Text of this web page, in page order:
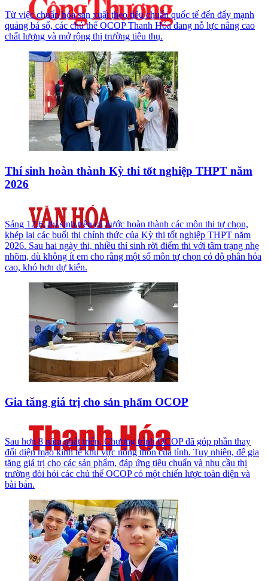
Từ việc chuẩn hóa sản xuất theo tiêu chuẩn quốc tế đến đẩy mạnh
quảng bá số, các chủ thể OCOP Thanh Hóa đang nỗ lực nâng cao
chất lượng và mở rộng thị trường tiêu thụ.
Thí sinh hoàn thành Kỳ thi tốt nghiệp THPT năm
2026
Sáng 12.6, thí sinh trên cả nước hoàn thành các môn thi tự chọn,
khép lại các buổi thi chính thức của Kỳ thi tốt nghiệp THPT năm
2026. Sau hai ngày thi, nhiều thí sinh rời điểm thi với tâm trạng nhẹ
nhõm, dù không ít em cho rằng một số môn tự chọn có độ phân hóa
cao, khó hơn dự kiến.
Gia tăng giá trị cho sản phẩm OCOP
Sau hơn 8 năm phát triển, Chương trình OCOP đã góp phần thay
đổi diện mạo kinh tế khu vực nông thôn của tỉnh. Tuy nhiên, để gia
tăng giá trị cho các sản phẩm, đáp ứng tiêu chuẩn và nhu cầu thị
trường đòi hỏi các chủ thể OCOP có một chiến lược toàn diện và
bài bản.